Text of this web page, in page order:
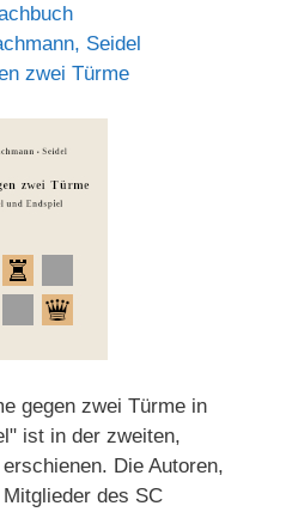
Seidel
zwei Türme
gegen zwei Türme in
ist in der zweiten,
Die Autoren,
des SC